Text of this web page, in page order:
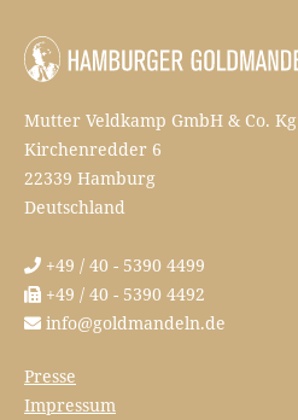
Mutter Veldkamp GmbH & Co. Kg
Kirchenredder 6
22339 Hamburg
Deutschland
+49 / 40 - 5390 4499
+49 / 40 - 5390 4492
info@goldmandeln.de
Presse
Impressum